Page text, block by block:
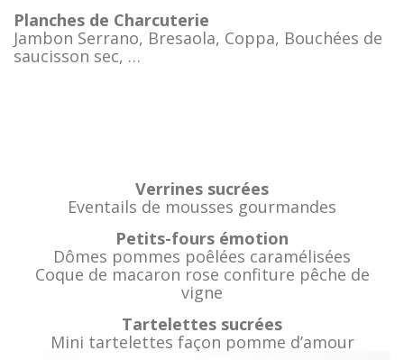
Planches de Charcuterie
Jambon Serrano, Bresaola, Coppa, Bouchées de
saucisson sec, …
Verrines sucrées
Eventails de mousses gourmandes
Petits-fours émotion
Dômes pommes poêlées caramélisées
Coque de macaron rose confiture pêche de
vigne
Tartelettes sucrées
Mini tartelettes façon pomme d’amour